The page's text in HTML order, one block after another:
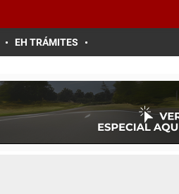
EH TRÁMITES